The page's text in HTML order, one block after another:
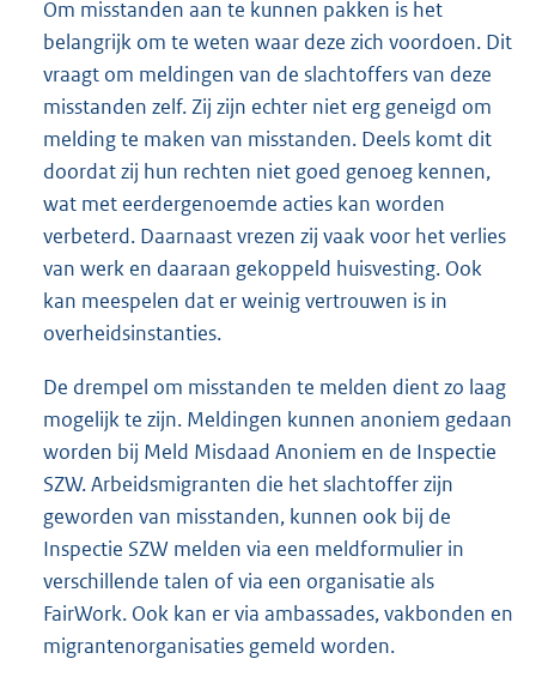
Om misstanden aan te kunnen pakken is het
belangrijk om te weten waar deze zich voordoen. Dit
vraagt om meldingen van de slachtoffers van deze
misstanden zelf. Zij zijn echter niet erg geneigd om
melding te maken van misstanden. Deels komt dit
doordat zij hun rechten niet goed genoeg kennen,
wat met eerdergenoemde acties kan worden
verbeterd. Daarnaast vrezen zij vaak voor het verlies
van werk en daaraan gekoppeld huisvesting. Ook
kan meespelen dat er weinig vertrouwen is in
overheidsinstanties.
De drempel om misstanden te melden dient zo laag
mogelijk te zijn. Meldingen kunnen anoniem gedaan
worden bij Meld Misdaad Anoniem en de Inspectie
SZW. Arbeidsmigranten die het slachtoffer zijn
geworden van misstanden, kunnen ook bij de
Inspectie SZW melden via een meldformulier in
verschillende talen of via een organisatie als
FairWork. Ook kan er via ambassades, vakbonden en
migrantenorganisaties gemeld worden.